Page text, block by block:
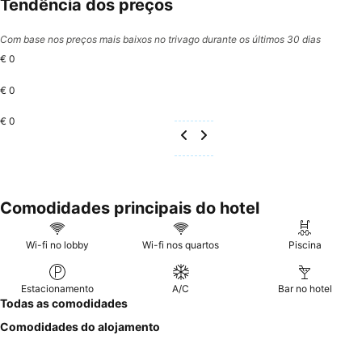
Aljubarrota.
Tendência dos preços
Com base nos preços mais baixos no trivago durante os últimos 30 dias
€ 0
€ 0
€ 0
Comodidades principais do hotel
Wi-fi no lobby Wi-fi nos quartos Piscina
Estacionamento A/C Bar no hotel
Todas as comodidades
Comodidades do alojamento